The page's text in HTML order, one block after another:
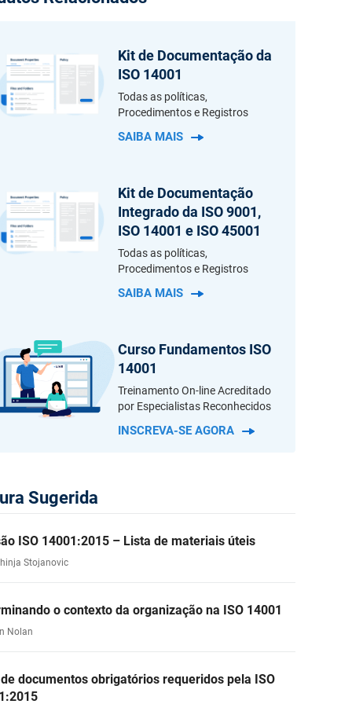
Kit de Documentação da
ISO 14001
Todas as políticas,
Procedimentos e Registros
SAIBA MAIS
Kit de Documentação
Integrado da ISO 9001,
ISO 14001 e ISO 45001
Todas as políticas,
Procedimentos e Registros
SAIBA MAIS
Curso Fundamentos ISO
14001
Treinamento On-line Acreditado
por Especialistas Reconhecidos
INSCREVA-SE AGORA
Sugerida
ISO 14001:2015 – Lista de materiais úteis
Stojanovic
o contexto da organização na ISO 14001
Nolan
documentos obrigatórios requeridos pela ISO